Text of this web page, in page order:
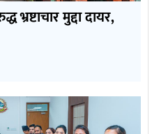
मुद्दा दायर,